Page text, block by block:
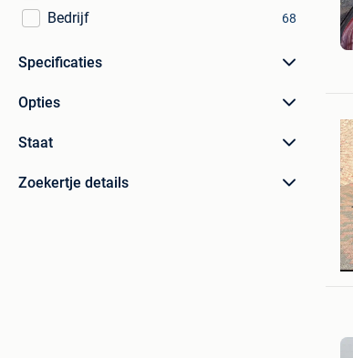
Bedrijf 68
Specificaties
Opties
Staat
Zoekertje details